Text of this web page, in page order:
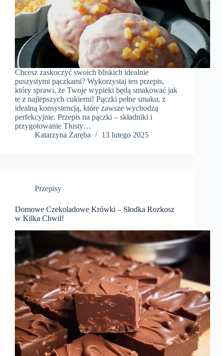
Chcesz zaskoczyć swoich bliskich idealnie
puszystymi pączkami? Wykorzystaj ten przepis,
który sprawi, że Twoje wypieki będą smakować jak
te z najlepszych cukierni! Pączki pełne smaku, z
idealną konsystencją, które zawsze wychodzą
perfekcyjnie. Przepis na pączki – składniki i
przygotowanie Tłusty…
Katarzyna Zaręba
13 lutego 2025
Przepisy
Domowe Czekoladowe Krówki – Słodka Rozkosz
w Kilka Chwil!